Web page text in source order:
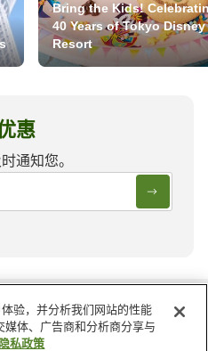
Bring the Kids!
40 Years of Tokyo Disney
Resort
惠
通知您。
加里曼丹
验，并分析我们网站的性能
体、广告商和分析商分享与
隐私政策